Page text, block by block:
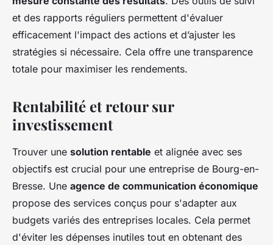
et des rapports réguliers permettent d'évaluer
efficacement l'impact des actions et d’ajuster les
stratégies si nécessaire. Cela offre une transparence
totale pour maximiser les rendements.
Rentabilité et retour sur
investissement
Trouver une solution rentable et alignée avec ses
objectifs est crucial pour une entreprise de Bourg-en-
Bresse. Une agence de communication économique
propose des services conçus pour s'adapter aux
budgets variés des entreprises locales. Cela permet
d'éviter les dépenses inutiles tout en obtenant des